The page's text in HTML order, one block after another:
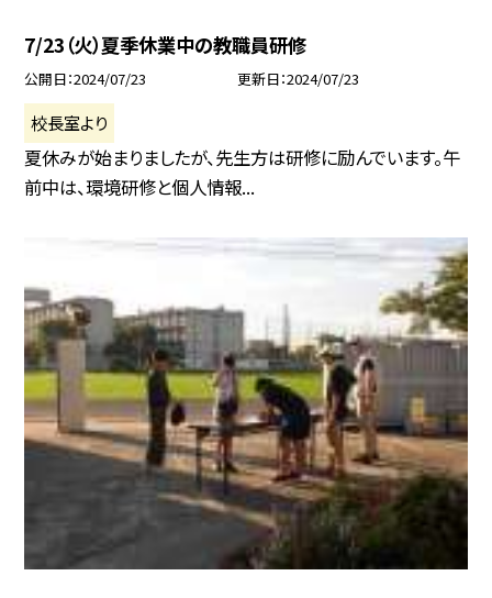
7/23（火）夏季休業中の教職員研修
公開日 2024/07/23 更新日 2024/07/23
校長室より
夏休みが始まりましたが、先生方は研修に励んでいます。午
前中は、環境研修と個人情報...